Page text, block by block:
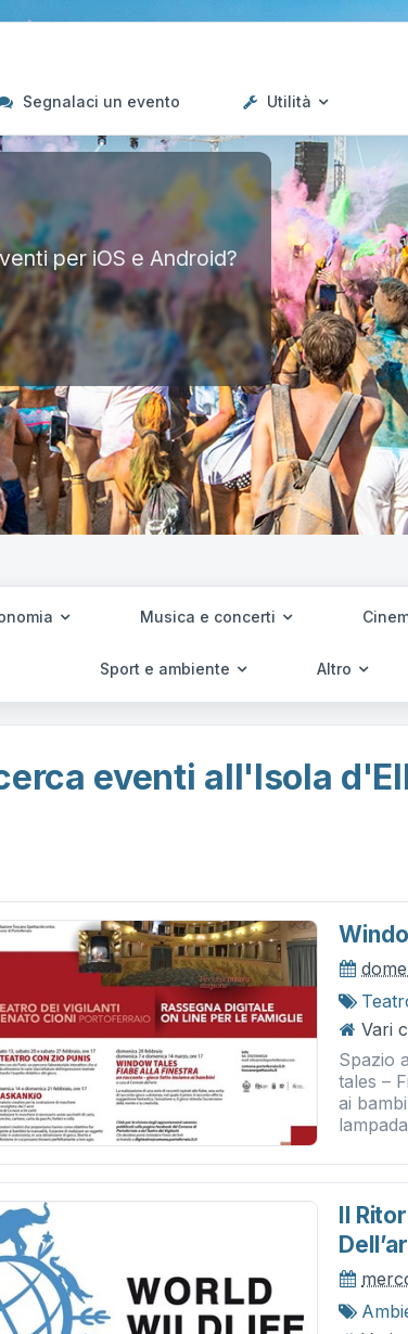
Segnalaci un evento Utilità
per iOS e Android?
Musica e concerti
Sport e ambiente Altro
eventi all'Isola
Vari
Spazio
tales –
ai
Il